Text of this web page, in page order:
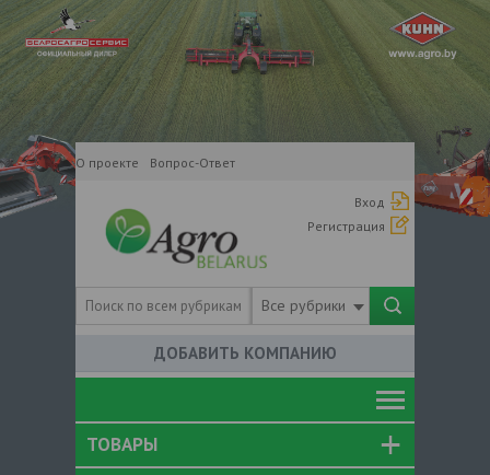
О проекте Вопрос-Ответ
Вход
Регистрация
Все рубрики
ДОБАВИТЬ КОМПАНИЮ
ТОВАРЫ